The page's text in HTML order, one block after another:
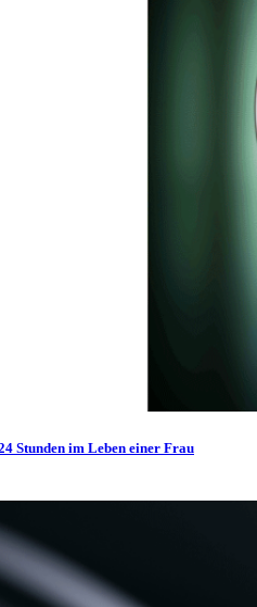
Stunden im Leben einer Frau